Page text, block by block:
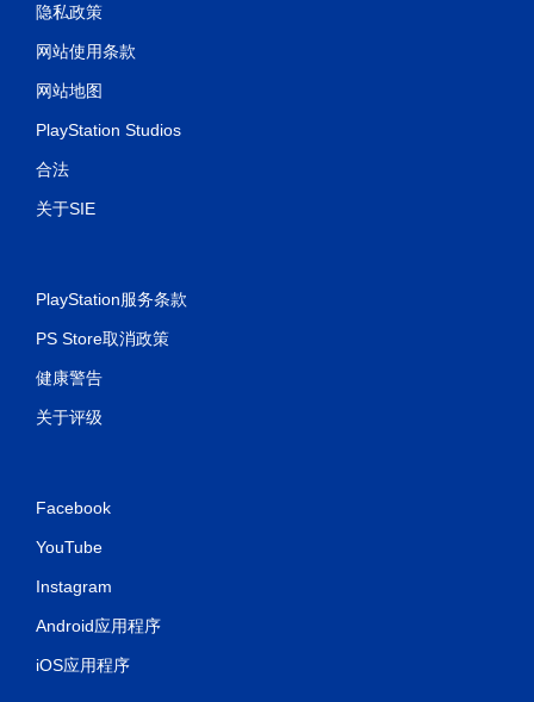
隐私政策
网站使用条款
网站地图
PlayStation Studios
合法
关于SIE
PlayStation服务条款
PS Store取消政策
健康警告
关于评级
Facebook
YouTube
Instagram
Android应用程序
iOS应用程序